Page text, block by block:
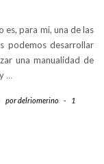
es, para mi, una de las
podemos desarrollar
una manualidad de
…
pordelriomerino -
1